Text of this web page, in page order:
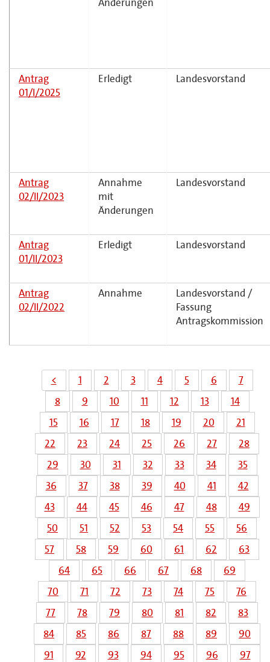
Änderungen
Antrag
01/I/2025
Erledigt Landesvorstand
Antrag
02/II/2023
Annahme
mit
Änderungen
Landesvorstand
Antrag
01/II/2023
Erledigt Landesvorstand
Antrag
02/II/2022
Annahme
Landesvorstand /
Fassung
Antragskommission
< 1 2 3 4 5 6
7
8
9 10 11 12 13
14
15
16 17 18 19 20
21
22
23 24 25 26 27
28
29
30 31 32 33 34
35
36
37 38 39 40 41
42
43
44 45 46 47 48
49
50
51 52 53 54 55
56
57
58 59 60 61 62
63
64
65 66 67 68
69
70
71 72 73 74 75
76
77
78 79 80 81 82
83
84
85 86 87 88 89
90
91
92 93 94 95 96
97